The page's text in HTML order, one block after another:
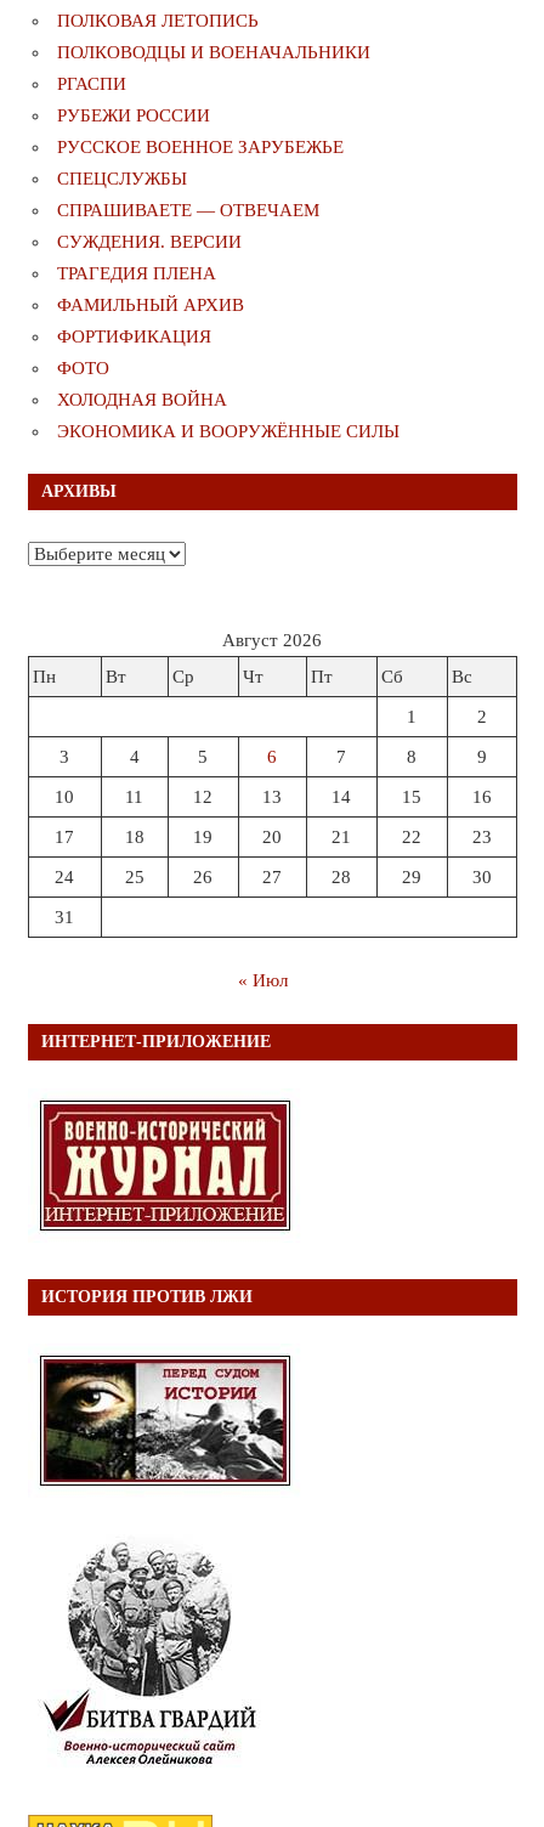
ПОЛКОВАЯ ЛЕТОПИСЬ
ПОЛКОВОДЦЫ И ВОЕНАЧАЛЬНИКИ
РГАСПИ
РУБЕЖИ РОССИИ
РУССКОЕ ВОЕННОЕ ЗАРУБЕЖЬЕ
СПЕЦСЛУЖБЫ
СПРАШИВАЕТЕ — ОТВЕЧАЕМ
СУЖДЕНИЯ. ВЕРСИИ
ТРАГЕДИЯ ПЛЕНА
ФАМИЛЬНЫЙ АРХИВ
ФОРТИФИКАЦИЯ
ФОТО
ХОЛОДНАЯ ВОЙНА
ЭКОНОМИКА И ВООРУЖЁННЫЕ СИЛЫ
АРХИВЫ
Архивы
Август 2026
Пн
Вт Ср Чт Пт Сб Вс
1 2
3 4 5 6 7 8 9
10 11 12 13 14 15 16
17 18 19 20 21 22 23
24 25 26 27 28 29 30
31
« Июл
ИНТЕРНЕТ-ПРИЛОЖЕНИЕ
ИСТОРИЯ ПРОТИВ ЛЖИ